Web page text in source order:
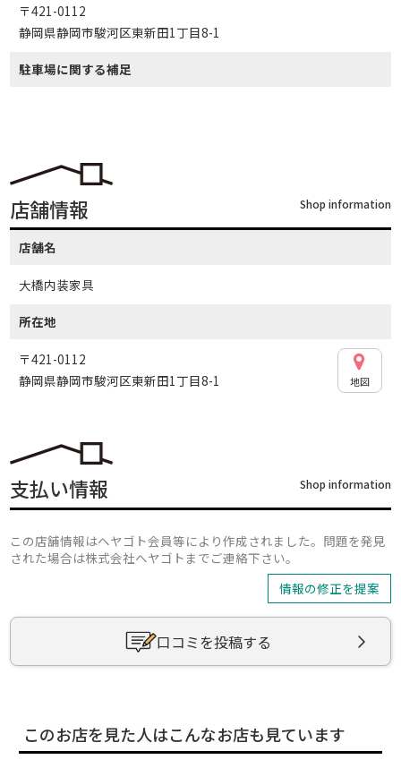
〒421-0112
静岡県静岡市駿河区東新田1丁目8-1
駐車場に関する補足
店舗情報 Shop information
店舗名
大橋内装家具
所在地
〒421-0112
静岡県静岡市駿河区東新田1丁目8-1
地図
支払い情報 Shop information
この店舗情報はヘヤゴト会員等により作成されました。問題を発見
された場合は株式会社ヘヤゴトまでご連絡下さい。
情報の修正を提案
口コミを投稿する
このお店を見た人はこんなお店も見ています